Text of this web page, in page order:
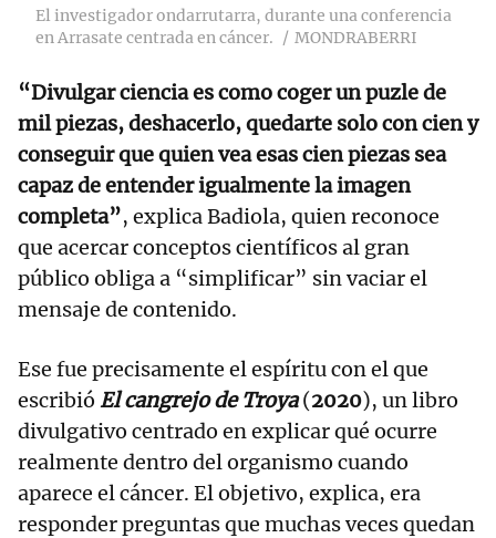
El investigador ondarrutarra, durante una conferencia
en Arrasate centrada en cáncer.
MONDRABERRI
“Divulgar ciencia es como coger un puzle de
mil piezas, deshacerlo, quedarte solo con cien y
conseguir que quien vea esas cien piezas sea
capaz de entender igualmente la imagen
completa”, explica Badiola, quien reconoce
que acercar conceptos científicos al gran
público obliga a “simplificar” sin vaciar el
mensaje de contenido.
Ese fue precisamente el espíritu con el que
escribió El cangrejo de Troya(2020), un libro
divulgativo centrado en explicar qué ocurre
realmente dentro del organismo cuando
aparece el cáncer. El objetivo, explica, era
responder preguntas que muchas veces quedan